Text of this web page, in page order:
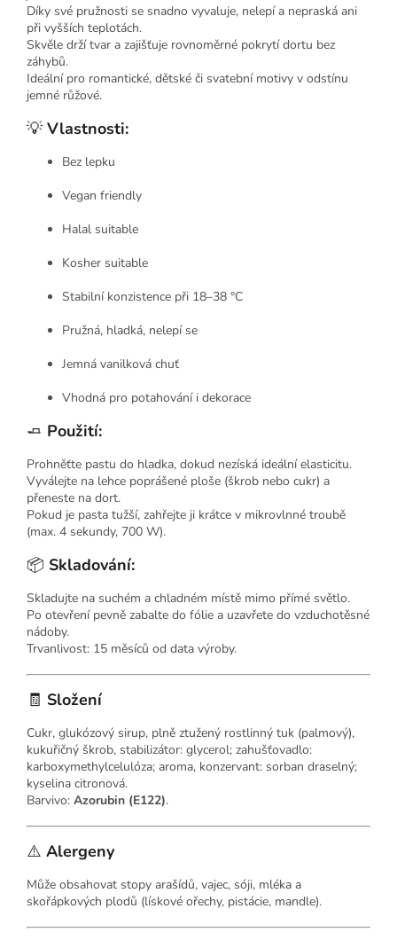
Díky své pružnosti se snadno vyvaluje, nelepí a nepraská ani
při vyšších teplotách.
Skvěle drží tvar a zajišťuje rovnoměrné pokrytí dortu bez
záhybů.
Ideální pro romantické, dětské či svatební motivy v odstínu
jemné růžové.
💡 Vlastnosti:
Bez lepku
Vegan friendly
Halal suitable
Kosher suitable
Stabilní konzistence při 18–38 °C
Pružná, hladká, nelepí se
Jemná vanilková chuť
Vhodná pro potahování i dekorace
🧈 Použití:
Prohněťte pastu do hladka, dokud nezíská ideální elasticitu.
Vyválejte na lehce poprášené ploše (škrob nebo cukr) a
přeneste na dort.
Pokud je pasta tužší, zahřejte ji krátce v mikrovlnné troubě
(max. 4 sekundy, 700 W).
📦 Skladování:
Skladujte na suchém a chladném místě mimo přímé světlo.
Po otevření pevně zabalte do fólie a uzavřete do vzduchotěsné
nádoby.
Trvanlivost: 15 měsíců od data výroby.
🧾 Složení
Cukr, glukózový sirup, plně ztužený rostlinný tuk (palmový),
kukuřičný škrob, stabilizátor: glycerol; zahušťovadlo:
karboxymethylcelulóza; aroma, konzervant: sorban draselný;
kyselina citronová.
Barvivo: Azorubin (E122).
⚠️ Alergeny
Může obsahovat stopy arašídů, vajec, sóji, mléka a
skořápkových plodů (lískové ořechy, pistácie, mandle).